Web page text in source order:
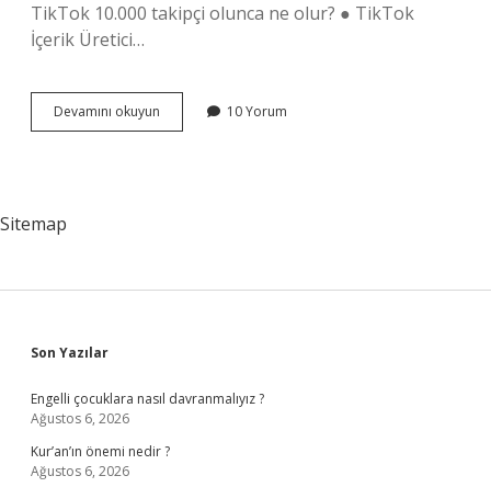
TikTok 10.000 takipçi olunca ne olur? ● TikTok
İçerik Üretici…
Devamını okuyun
Da
10 Yorum
Sitemap
Sidebar
Son Yazılar
Engelli çocuklara nasıl davranmalıyız ?
Ağustos 6, 2026
Kur’an’ın önemi nedir ?
Ağustos 6, 2026